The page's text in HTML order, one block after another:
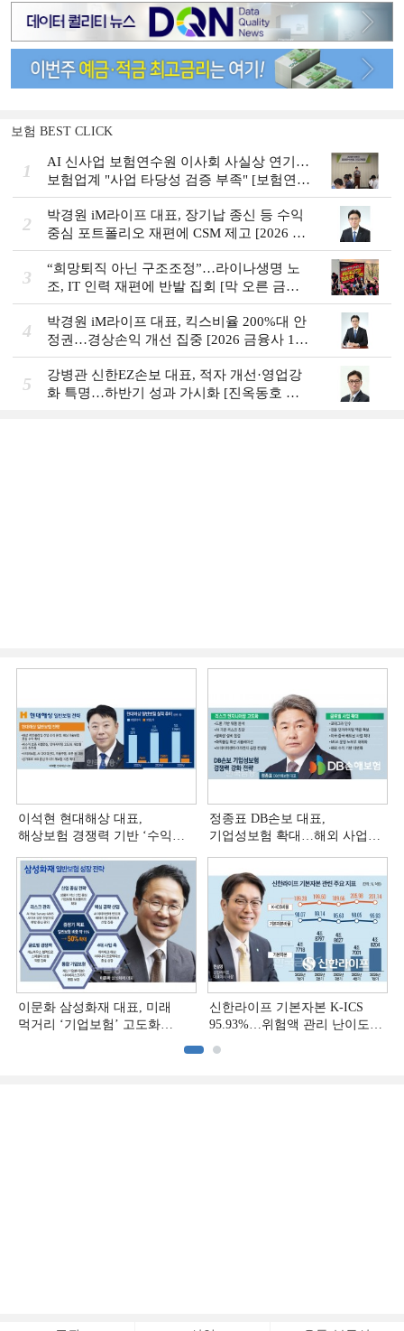
보험 BEST CLICK
1
AI 신사업 보험연수원 이사회 사실상 연기…
보험업계 "사업 타당성 검증 부족" [보험연수
원 AI사업 논란]
2
박경원 iM라이프 대표, 장기납 종신 등 수익
중심 포트폴리오 재편에 CSM 제고 [2026 금
융사 상반기 실적]
3
“희망퇴직 아닌 구조조정”…라이나생명 노
조, IT 인력 재편에 반발 집회 [막 오른 금융
권 하투(夏鬪)]
4
박경원 iM라이프 대표, 킥스비율 200%대 안
정권…경상손익 개선 집중 [2026 금융사 1분
기 실적]
5
강병관 신한EZ손보 대표, 적자 개선·영업강
화 특명…하반기 성과 가시화 [진옥동호 신
이석현 현대해상 대표,
해상보험 경쟁력 기반 ‘수익
(3)]
정종표 DB손보 대표,
기업성보험 확대…해외 사업
이문화 삼성화재 대표, 미래
먹거리 ‘기업보험’ 고도화
신한라이프 기본자본 K-ICS
95.93%…위험액 관리 난이도